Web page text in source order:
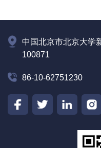
中国北京市北京大学
100871
86-10-62751230